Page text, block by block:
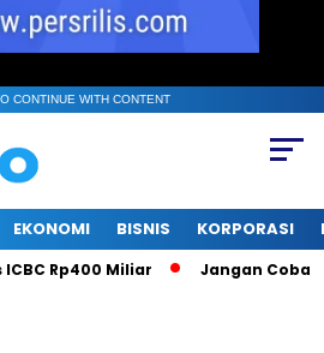
CONTINUE WITH CONTENT
EKONOMI BISNIS KORPORASI
Rp400 Miliar Jangan Coba